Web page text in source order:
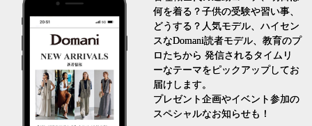
何を着る？子供の受験や習い事、
どうする？人気モデル、ハイセン
スなDomani読者モデル、教育のプ
ロたちから 発信されるタイムリ
ーなテーマをピックアップしてお
届けします。
プレゼント企画やイベント参加の
スペシャルなお知らせも！